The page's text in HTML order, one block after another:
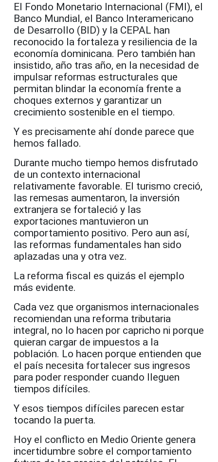
El Fondo Monetario Internacional (FMI), el
Banco Mundial, el Banco Interamericano
de Desarrollo (BID) y la CEPAL han
reconocido la fortaleza y resiliencia de la
economía dominicana. Pero también han
insistido, año tras año, en la necesidad de
impulsar reformas estructurales que
permitan blindar la economía frente a
choques externos y garantizar un
crecimiento sostenible en el tiempo.
Y es precisamente ahí donde parece que
hemos fallado.
Durante mucho tiempo hemos disfrutado
de un contexto internacional
relativamente favorable. El turismo creció,
las remesas aumentaron, la inversión
extranjera se fortaleció y las
exportaciones mantuvieron un
comportamiento positivo. Pero aun así,
las reformas fundamentales han sido
aplazadas una y otra vez.
La reforma fiscal es quizás el ejemplo
más evidente.
Cada vez que organismos internacionales
recomiendan una reforma tributaria
integral, no lo hacen por capricho ni porque
quieran cargar de impuestos a la
población. Lo hacen porque entienden que
el país necesita fortalecer sus ingresos
para poder responder cuando lleguen
tiempos difíciles.
Y esos tiempos difíciles parecen estar
tocando la puerta.
Hoy el conflicto en Medio Oriente genera
incertidumbre sobre el comportamiento